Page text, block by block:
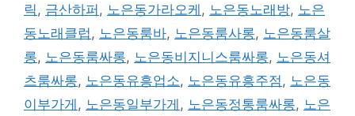
릭 , 금산하퍼 , 노은동가라오케 , 노은동노래방, 노은
동노래클럽 , 노은동룸바, 노은동룸사롱, 노은동룸살
롱, 노은동룸싸롱, 노은동비지니스룸싸롱, 노은동셔
츠룸싸롱, 노은동유흥업소, 노은동유흥주점 , 노은동
이부가게 , 노은동일부가게 , 노은동정통룸싸롱, 노은